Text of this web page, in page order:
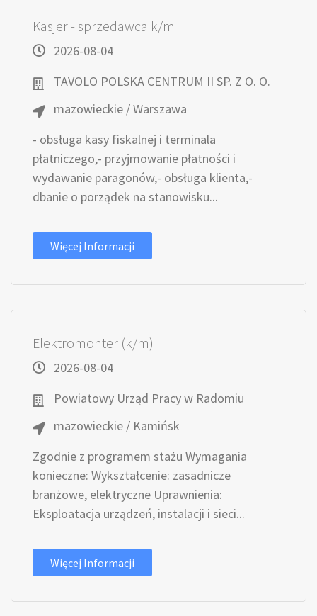
Kasjer - sprzedawca k/m
2026-08-04
TAVOLO POLSKA CENTRUM II SP. Z O. O.
mazowieckie / Warszawa
- obsługa kasy fiskalnej i terminala
płatniczego,- przyjmowanie płatności i
wydawanie paragonów,- obsługa klienta,-
dbanie o porządek na stanowisku...
Więcej Informacji
Elektromonter (k/m)
2026-08-04
Powiatowy Urząd Pracy w Radomiu
mazowieckie / Kamińsk
Zgodnie z programem stażu Wymagania
konieczne: Wykształcenie: zasadnicze
branżowe, elektryczne Uprawnienia:
Eksploatacja urządzeń, instalacji i sieci...
Więcej Informacji